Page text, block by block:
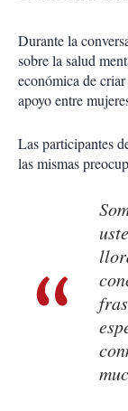
Durante la
sobre la salud
económica de
apoyo entre
Las participantes
las mismas